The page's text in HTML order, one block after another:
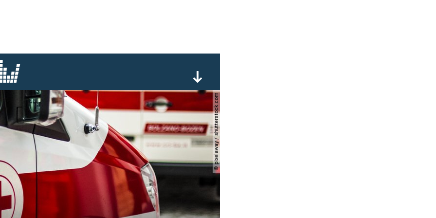
© pixelaway / shutterstock.com